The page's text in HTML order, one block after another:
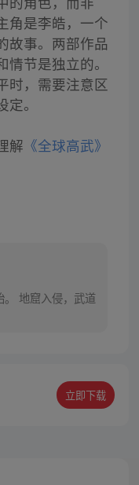
角是李皓，一个
故事。两部作品
节是独立的。
时，需要注意区
。
解 《全球高武》
。 地窟入侵，武道
立即下载